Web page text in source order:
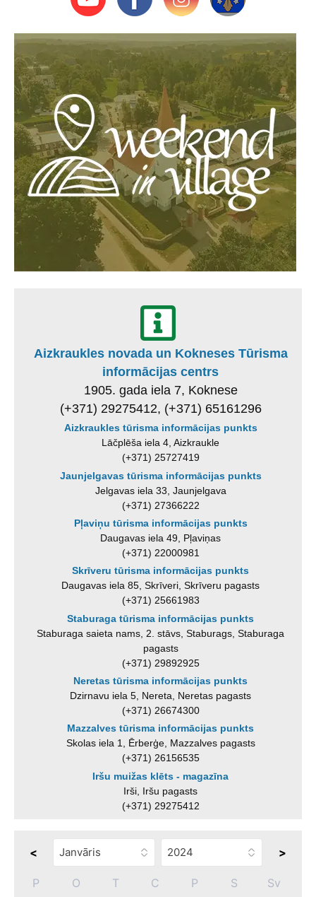
Aizkraukles novada un Kokneses Tūrisma
informācijas centrs
1905. gada iela 7, Koknese
(+371) 29275412, (+371) 65161296
Aizkraukles tūrisma informācijas punkts
Lāčplēša iela 4, Aizkraukle
(+371) 25727419
Jaunjelgavas tūrisma informācijas punkts
Jelgavas iela 33, Jaunjelgava
(+371) 27366222
Pļaviņu tūrisma informācijas punkts
Daugavas iela 49, Pļaviņas
(+371) 22000981
Skrīveru tūrisma informācijas punkts
Daugavas iela 85, Skrīveri, Skrīveru pagasts
(+371) 25661983
Staburaga tūrisma informācijas punkts
Staburaga saieta nams, 2. stāvs, Staburags, Staburaga
pagasts
(+371) 29892925
Neretas tūrisma informācijas punkts
Dzirnavu iela 5, Nereta, Neretas pagasts
(+371) 26674300
Mazzalves tūrisma informācijas punkts
Skolas iela 1, Ērberģe, Mazzalves pagasts
(+371) 26156535
Iršu muižas klēts - magazīna
Irši, Iršu pagasts
(+371) 29275412
< >
P O T C P S Sv